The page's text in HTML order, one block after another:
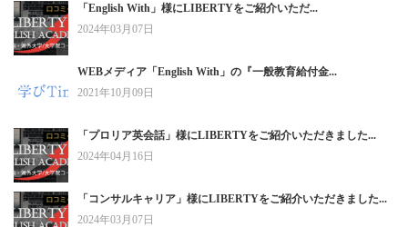
「English With」様にLIBERTYをご紹介いただ...
2024年03月07日
WEBメディア「English With」の『一般教育給付金...
2021年10月09日
「プロリア英会話」様にLIBERTYをご紹介いただきました...
2024年04月16日
「コンサルキャリア」様にLIBERTYをご紹介いただきました...
2024年03月07日